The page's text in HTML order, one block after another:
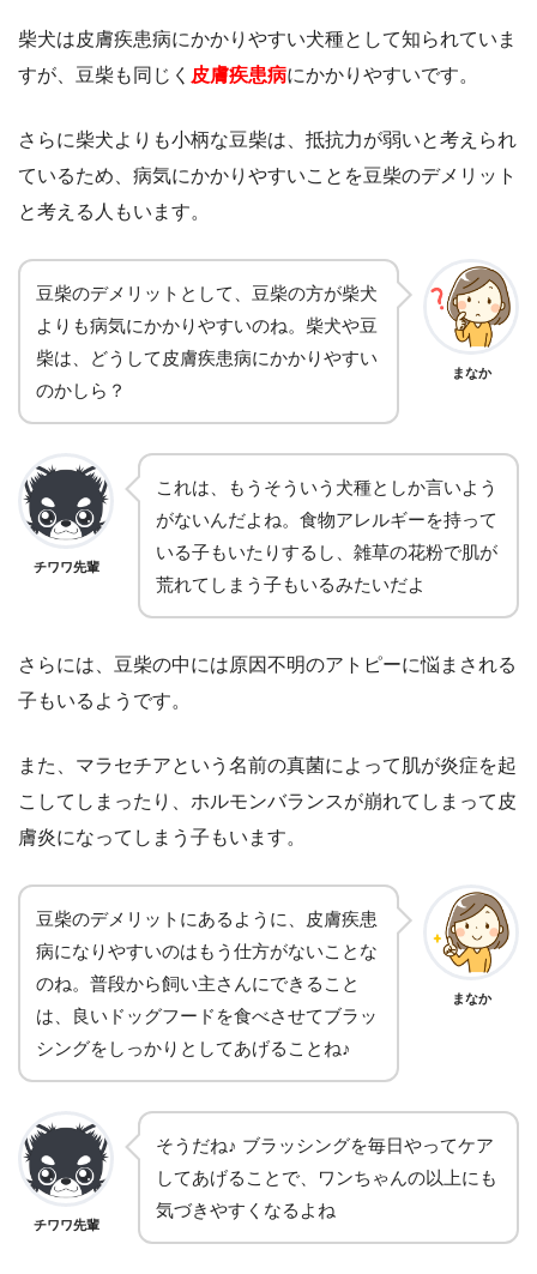
柴犬は皮膚疾患病にかかりやすい犬種として知られていま
すが、豆柴も同じく 皮膚疾患病にかかりやすいです。
さらに柴犬よりも小柄な豆柴は、抵抗力が弱いと考えられ
ているため、病気にかかりやすいことを豆柴のデメリット
と考える人もいます。
豆柴のデメリットとして、豆柴の方が柴犬
よりも病気にかかりやすいのね。柴犬や豆
柴は、どうして皮膚疾患病にかかりやすい
のかしら？
まなか
チワワ先輩
これは、もうそういう犬種としか言いよう
がないんだよね。食物アレルギーを持って
いる子もいたりするし、雑草の花粉で肌が
荒れてしまう子もいるみたいだよ
さらには、豆柴の中には原因不明のアトピーに悩まされる
子もいるようです。
また、マラセチアという名前の真菌によって肌が炎症を起
こしてしまったり、ホルモンバランスが崩れてしまって皮
膚炎になってしまう子もいます。
豆柴のデメリットにあるように、皮膚疾患
病になりやすいのはもう仕方がないことな
のね。普段から飼い主さんにできること
は、良いドッグフードを食べさせてブラッ
シングをしっかりとしてあげることね♪
まなか
チワワ先輩
そうだね♪ ブラッシングを毎日やってケア
してあげることで、ワンちゃんの以上にも
気づきやすくなるよね